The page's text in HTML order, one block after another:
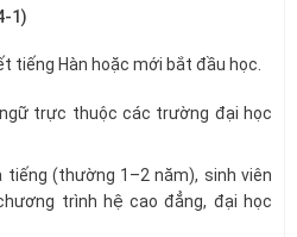
1)
tiếng Hàn hoặc mới bắt đầu học.
trực thuộc các trường đại học
tiếng (thường 1–2 năm), sinh viên
trình hệ cao đẳng, đại học